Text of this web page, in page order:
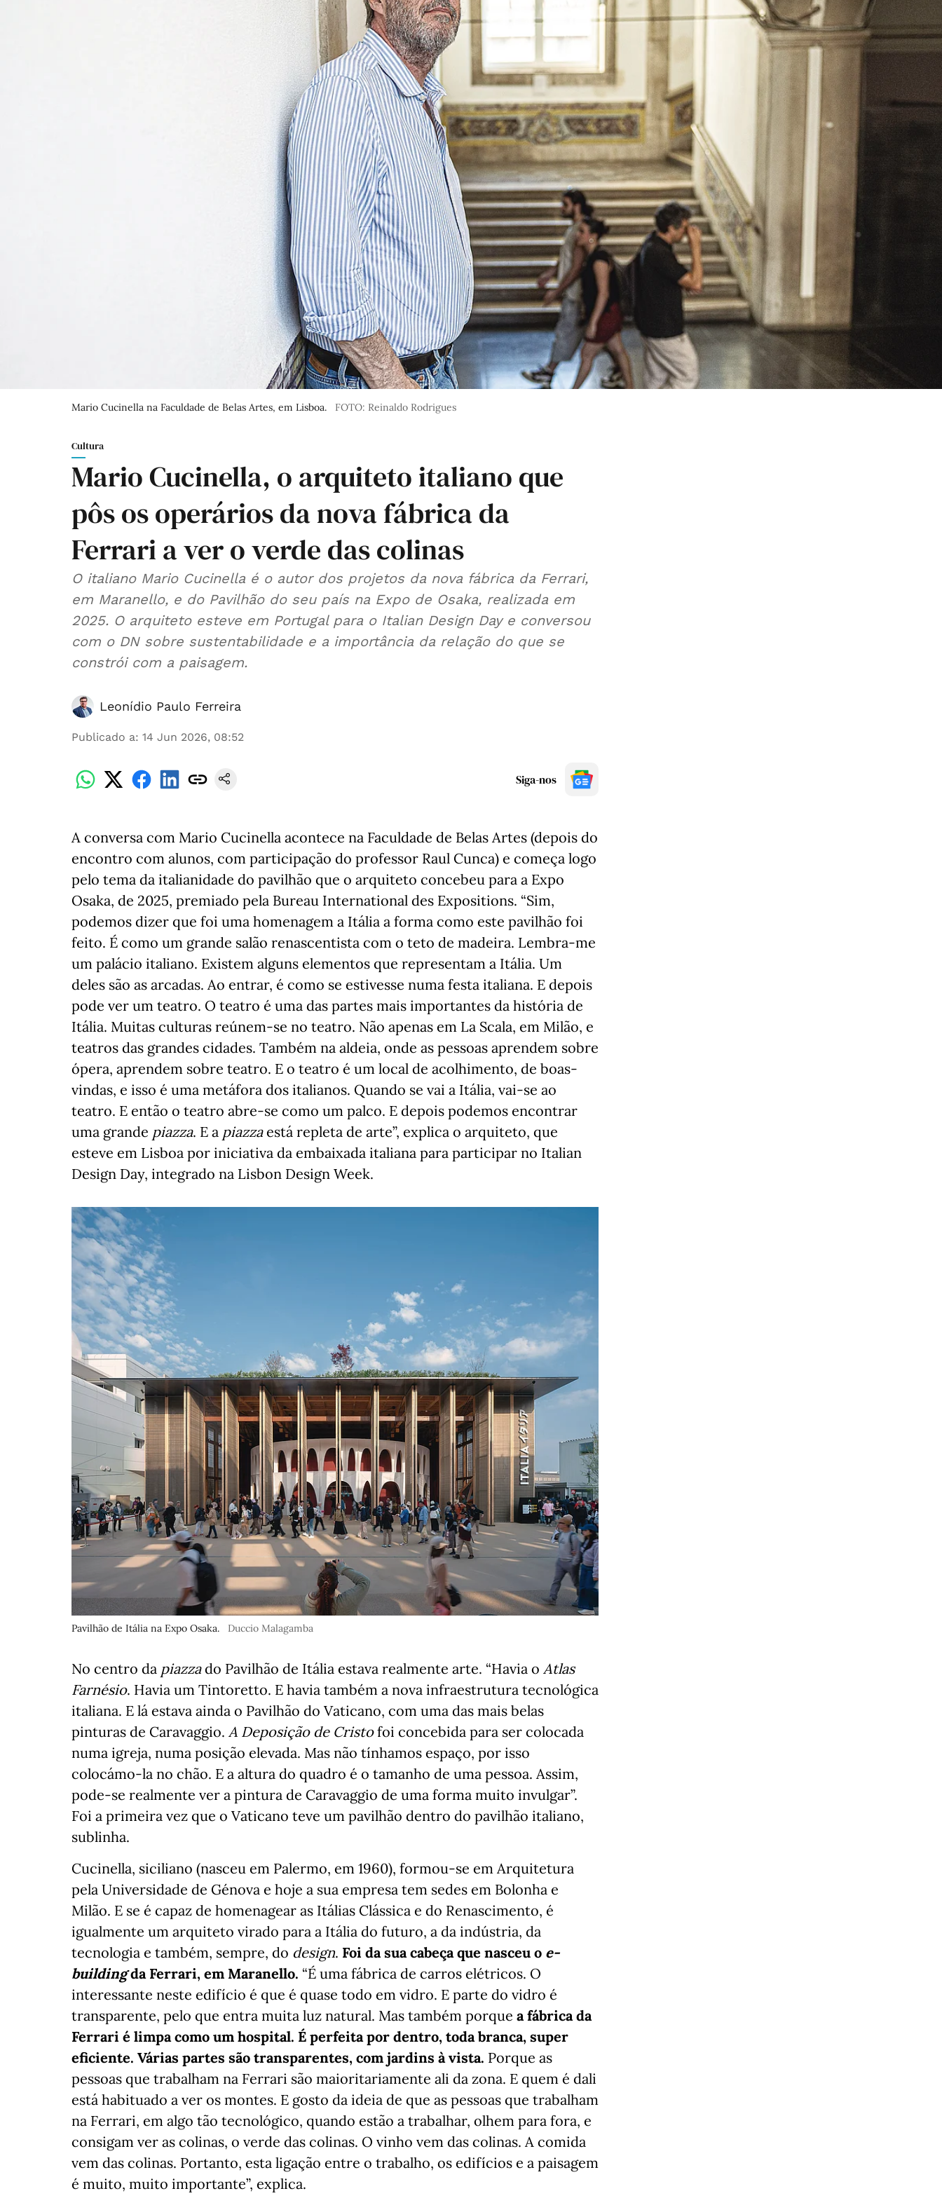
Mario Cucinella na Faculdade de Belas Artes, em Lisboa. FOTO: Reinaldo Rodrigues
Cultura
Mario Cucinella, o arquiteto italiano que
pôs os operários da nova fábrica da
Ferrari a ver o verde das colinas
O italiano Mario Cucinella é o autor dos projetos da nova fábrica da Ferrari,
em Maranello, e do Pavilhão do seu país na Expo de Osaka, realizada em
2025. O arquiteto esteve em Portugal para o Italian Design Day e conversou
com o DN sobre sustentabilidade e a importância da relação do que se
constrói com a paisagem.
Leonídio Paulo Ferreira
Publicado a: 14 Jun 2026, 08:52
Siga-nos
A conversa com Mario Cucinella acontece na Faculdade de Belas Artes (depois do
encontro com alunos, com participação do professor Raul Cunca) e começa logo
pelo tema da italianidade do pavilhão que o arquiteto concebeu para a Expo
Osaka, de 2025, premiado pela Bureau International des Expositions. “Sim,
podemos dizer que foi uma homenagem a Itália a forma como este pavilhão foi
feito. É como um grande salão renascentista com o teto de madeira. Lembra-me
um palácio italiano. Existem alguns elementos que representam a Itália. Um
deles são as arcadas. Ao entrar, é como se estivesse numa festa italiana. E depois
pode ver um teatro. O teatro é uma das partes mais importantes da história de
Itália. Muitas culturas reúnem-se no teatro. Não apenas em La Scala, em Milão, e
teatros das grandes cidades. Também na aldeia, onde as pessoas aprendem sobre
ópera, aprendem sobre teatro. E o teatro é um local de acolhimento, de boas-
vindas, e isso é uma metáfora dos italianos. Quando se vai a Itália, vai-se ao
teatro. E então o teatro abre-se como um palco. E depois podemos encontrar
uma grande piazza. E a piazzaestá repleta de arte”, explica o arquiteto, que
esteve em Lisboa por iniciativa da embaixada italiana para participar no Italian
Design Day, integrado na Lisbon Design Week.
Pavilhão de Itália na Expo Osaka. Duccio Malagamba
No centro da piazzado Pavilhão de Itália estava realmente arte. “Havia o Atlas
Farnésio. Havia um Tintoretto. E havia também a nova infraestrutura tecnológica
italiana. E lá estava ainda o Pavilhão do Vaticano, com uma das mais belas
pinturas de Caravaggio. A Deposição de Cristofoi concebida para ser colocada
numa igreja, numa posição elevada. Mas não tínhamos espaço, por isso
colocámo-la no chão. E a altura do quadro é o tamanho de uma pessoa. Assim,
pode-se realmente ver a pintura de Caravaggio de uma forma muito invulgar”.
Foi a primeira vez que o Vaticano teve um pavilhão dentro do pavilhão italiano,
sublinha.
Cucinella, siciliano (nasceu em Palermo, em 1960), formou-se em Arquitetura
pela Universidade de Génova e hoje a sua empresa tem sedes em Bolonha e
Milão. E se é capaz de homenagear as Itálias Clássica e do Renascimento, é
igualmente um arquiteto virado para a Itália do futuro, a da indústria, da
tecnologia e também, sempre, do design. Foi da sua cabeça que nasceu o e-
buildingda Ferrari, em Maranello. “É uma fábrica de carros elétricos. O
interessante neste edifício é que é quase todo em vidro. E parte do vidro é
transparente, pelo que entra muita luz natural. Mas também porque a fábrica da
Ferrari é limpa como um hospital. É perfeita por dentro, toda branca, super
eficiente. Várias partes são transparentes, com jardins à vista. Porque as
pessoas que trabalham na Ferrari são maioritariamente ali da zona. E quem é dali
está habituado a ver os montes. E gosto da ideia de que as pessoas que trabalham
na Ferrari, em algo tão tecnológico, quando estão a trabalhar, olhem para fora, e
consigam ver as colinas, o verde das colinas. O vinho vem das colinas. A comida
vem das colinas. Portanto, esta ligação entre o trabalho, os edifícios e a paisagem
é muito, muito importante”, explica.